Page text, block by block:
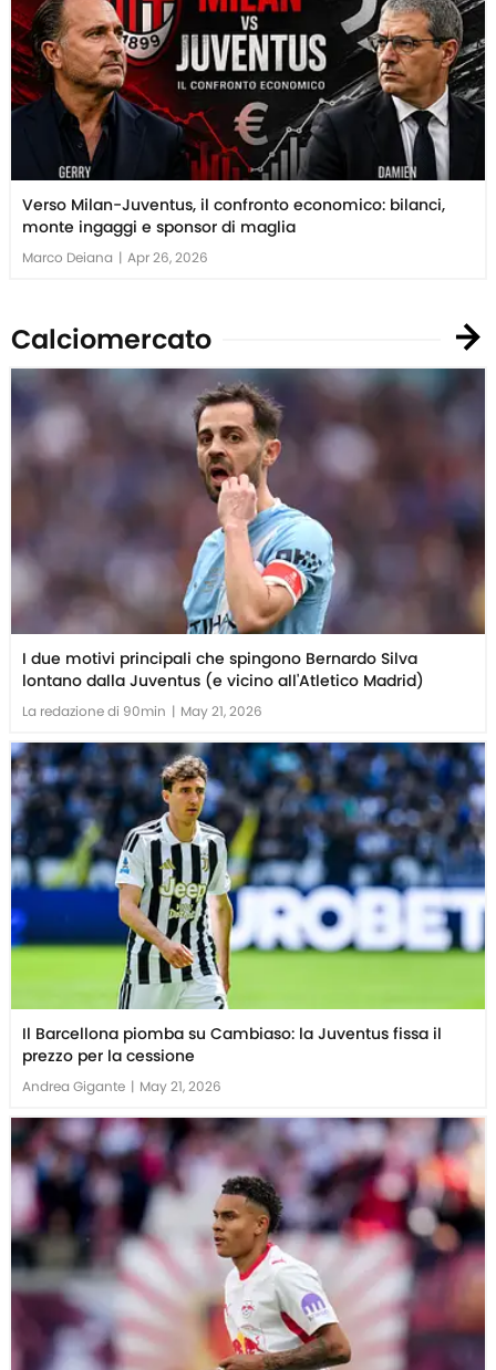
Verso Milan-Juventus, il confronto economico: bilanci,
monte ingaggi e sponsor di maglia
Marco Deiana | Apr 26, 2026
Calciomercato
I due motivi principali che spingono Bernardo Silva
lontano dalla Juventus (e vicino all'Atletico Madrid)
La redazione di 90min | May 21, 2026
Il Barcellona piomba su Cambiaso: la Juventus fissa il
prezzo per la cessione
Andrea Gigante | May 21, 2026